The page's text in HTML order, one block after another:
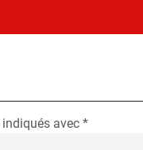
avec *